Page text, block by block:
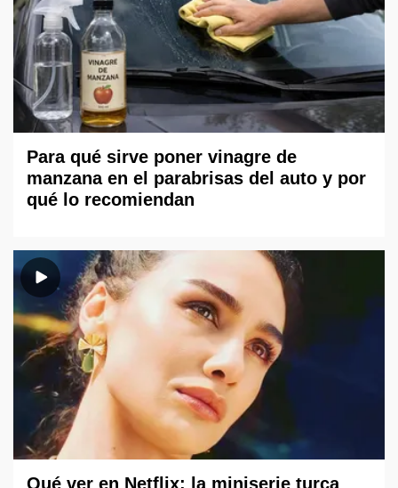
Para qué sirve poner vinagre de
manzana en el parabrisas del auto y por
qué lo recomiendan
Qué ver en Netflix: la miniserie turca